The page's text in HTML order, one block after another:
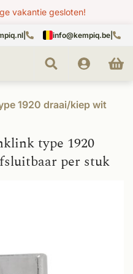
vakantie gesloten!
info@kempiq.be
1920 draai/kiep wit
type 1920
per stuk